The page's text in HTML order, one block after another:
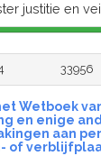
justitie en
33956
Wetboek
en enige
aan
of